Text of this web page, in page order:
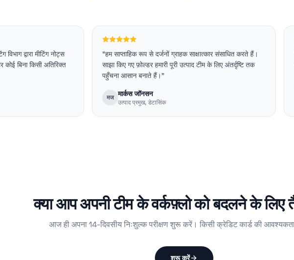
द्वारा मीटिंग नोट्स
बिना किसी अतिरिक्त
“हम साप्ताहिक रूप से दर्जनों ग्राहक साक्षात्कार संसाधित करते हैं।
साझा किए गए फ़ोल्डर हमारी पूरी उत्पाद टीम के लिए अंतर्दृष्टि तक
पहुँचना आसान बनाते हैं।”
मज मार्कस जॉनसन
उत्पाद प्रमुख,डेटासिंक
क्या आप अपनी टीम के वर्कफ़्लो को बदलने के लिए
आज ही अपना 14-दिवसीय निःशुल्क परीक्षण शुरू करें। किसी क्रेडिट कार्ड की
शुरू करें